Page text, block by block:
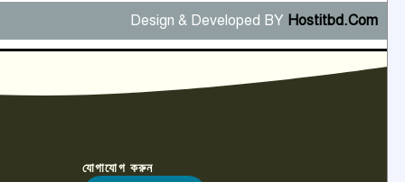
Design & Developed BY Hostitbd.Com
যোগাযোগ করুন